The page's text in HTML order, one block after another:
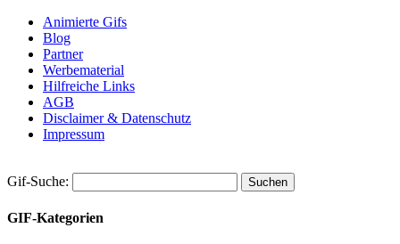
Animierte Gifs
Blog
Partner
Werbematerial
Hilfreiche Links
AGB
Disclaimer & Datenschutz
Impressum
Gif-Suche:
GIF-Kategorien